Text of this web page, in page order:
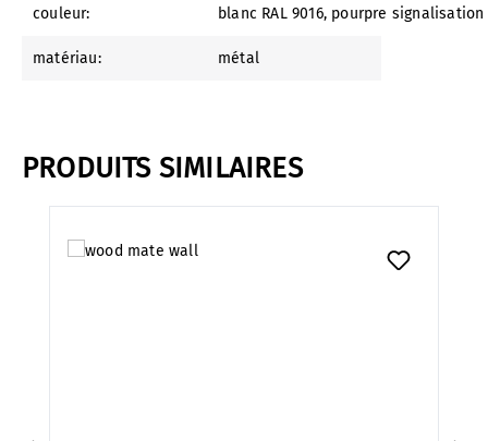
couleur: blanc RAL 9016, pourpre signalisation
matériau: métal
PRODUITS SIMILAIRES